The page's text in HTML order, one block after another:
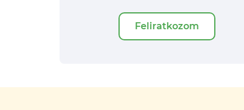
Feliratkozom